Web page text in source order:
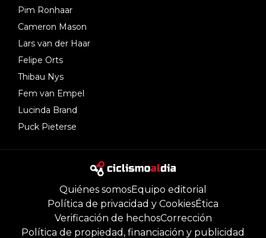
Pim Ronhaar
Cameron Mason
Lars van der Haar
Felipe Orts
Thibau Nys
Fem van Empel
Lucinda Brand
Puck Pieterse
Quiénes somosEquipo editorial
Política de privacidad y CookiesÉtica
Verificación de hechosCorrección
Política de propiedad, financiación y publicidad